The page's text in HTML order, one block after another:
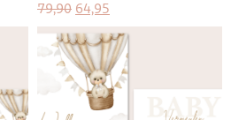
79,90 64,95